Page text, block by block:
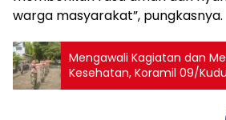
warga masyarakat”, pungkasnya.
Mengawali Kagiatan dan
Kesehatan, Koramil 09/
Senam Pagi bersama